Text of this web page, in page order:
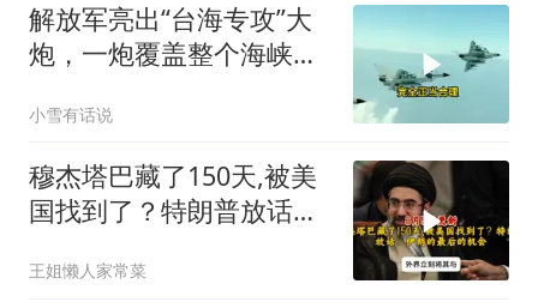
解放军亮出“台海专攻”大
炮，一炮覆盖整个海峡，
小雪有话说
穆杰塔巴藏了150天,被美
国找到了？特朗普放话：
王姐懒人家常菜